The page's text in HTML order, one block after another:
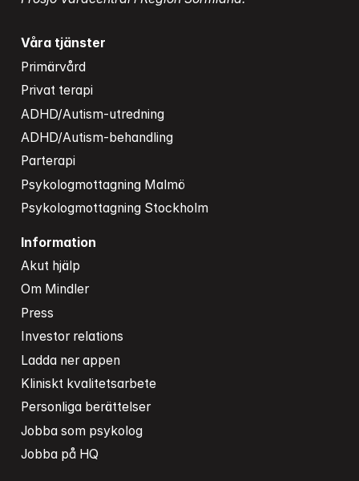
Våra tjänster
Primärvård
Privat terapi
ADHD/Autism-utredning
ADHD/Autism-behandling
Parterapi
Psykologmottagning Malmö
Psykologmottagning Stockholm
Information
Akut hjälp
Om Mindler
Press
Investor relations
Ladda ner appen
Kliniskt kvalitetsarbete
Personliga berättelser
Jobba som psykolog
Jobba på HQ